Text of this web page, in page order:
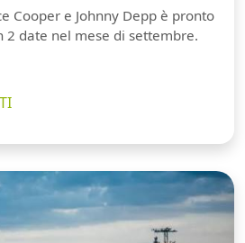
Cooper e Johnny Depp è pronto
date nel mese di settembre.